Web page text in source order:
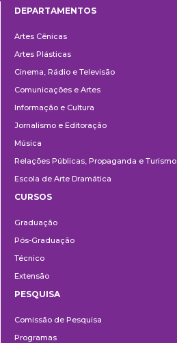
DEPARTAMENTOS
Artes Cênicas
Artes Plásticas
Cinema, Rádio e Televisão
Comunicações e Artes
Informação e Cultura
Jornalismo e Editoração
Música
Relações Públicas, Propaganda e Turismo
Escola de Arte Dramática
CURSOS
Graduação
Pós-Graduação
Técnico
Extensão
PESQUISA
Comissão de Pesquisa
Programas